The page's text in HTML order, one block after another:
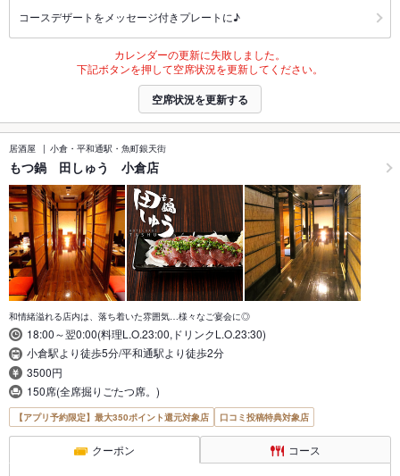
コースデザートをメッセージ付きプレートに♪
カレンダーの更新に失敗しました。
下記ボタンを押して空席状況を更新してください。
空席状況を更新する
居酒屋 小倉・平和通駅・魚町銀天街
もつ鍋 田しゅう 小倉店
和情緒溢れる店内は、落ち着いた雰囲気…様々なご宴会に◎
18:00～翌0:00(料理L.O.23:00,ドリンクL.O.23:30)
小倉駅より徒歩5分/平和通駅より徒歩2分
3500円
150席(全席掘りごたつ席。)
【アプリ予約限定】最大350ポイント還元対象店 口コミ投稿特典対象店
クーポン コース